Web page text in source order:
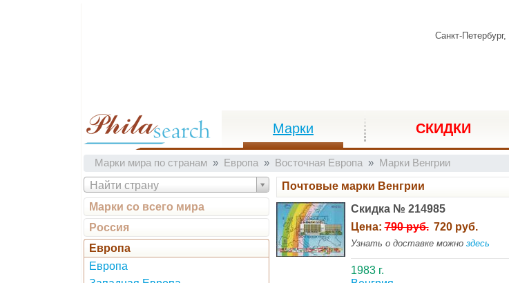
Санкт-Петербург,
Марки СКИДКИ
Марки мира по странам Европа Восточная Европа Марки Венгрии
Найти страну
Марки со всего мира
Россия
Европа
Европа
Почтовые марки Венгрии
Скидка № 214985
Цена:790 руб. 720 руб.
Узнать о доставке можно здесь
1983 г.